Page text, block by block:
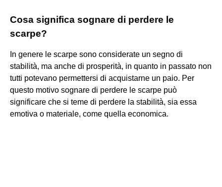
Cosa significa sognare di perdere le
scarpe?
In genere le scarpe sono considerate un segno di
stabilità, ma anche di prosperità, in quanto in passato non
tutti potevano permettersi di acquistarne un paio. Per
questo motivo sognare di perdere le scarpe può
significare che si teme di perdere la stabilità, sia essa
emotiva o materiale, come quella economica.